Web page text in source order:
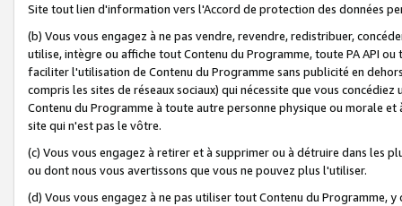
Site tout lien d'information vers l'Accord de protection des données
(b) Vous vous engagez à ne pas vendre, revendre, redistribuer,
utilise, intègre ou affiche tout Contenu du Programme, toute PA API
faciliter l'utilisation de Contenu du Programme sans publicité en
compris les sites de réseaux sociaux) qui nécessite que vous
Contenu du Programme à toute autre personne physique ou morale
site qui n'est pas le vôtre.
(c) Vous vous engagez à retirer et à supprimer ou à détruire dans les
ou dont nous vous avertissons que vous ne pouvez plus l'utiliser.
(d) Vous vous engagez à ne pas utiliser tout Contenu du Programme,